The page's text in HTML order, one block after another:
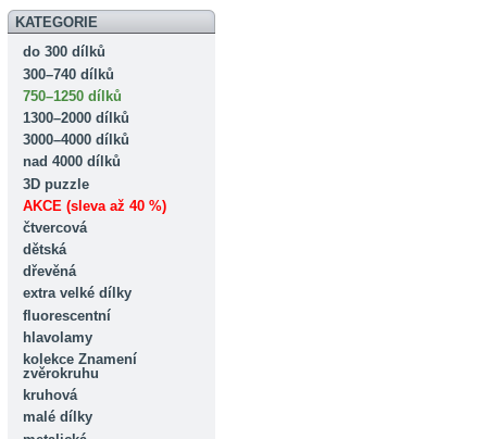
KATEGORIE
do 300 dílků
300–740 dílků
750–1250 dílků
1300–2000 dílků
3000–4000 dílků
nad 4000 dílků
3D puzzle
AKCE (sleva až 40 %)
čtvercová
dětská
dřevěná
extra velké dílky
fluorescentní
hlavolamy
kolekce Znamení
zvěrokruhu
kruhová
malé dílky